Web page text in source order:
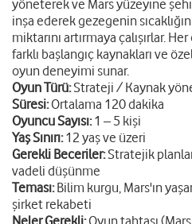
yöneterek ve Mars yüzeyine
inşa ederek gezegenin
miktarını artırmaya çalışırlar.
farklı başlangıç kaynakları ve
oyun deneyimi sunar.
Oyun Türü:Strateji / Kaynak
Süresi:Ortalama 120 dakika
Oyuncu Sayısı:1 – 5 kişi
Yaş Sınırı:12 yaş ve üzeri
Gerekli Beceriler:Stratejik
vadeli düşünme
Teması:Bilim kurgu, Mars'ın
şirket rekabeti
Neler Gerekli:Oyun tahtası